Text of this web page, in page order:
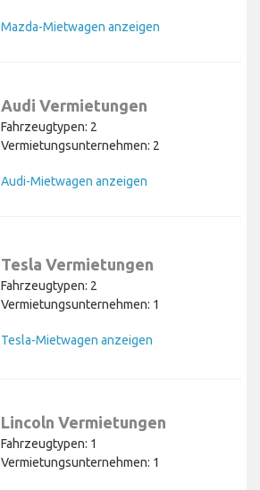
Mazda-Mietwagen anzeigen
Audi Vermietungen
Fahrzeugtypen: 2
Vermietungsunternehmen: 2
Audi-Mietwagen anzeigen
Tesla Vermietungen
Fahrzeugtypen: 2
Vermietungsunternehmen: 1
Tesla-Mietwagen anzeigen
Lincoln Vermietungen
Fahrzeugtypen: 1
Vermietungsunternehmen: 1